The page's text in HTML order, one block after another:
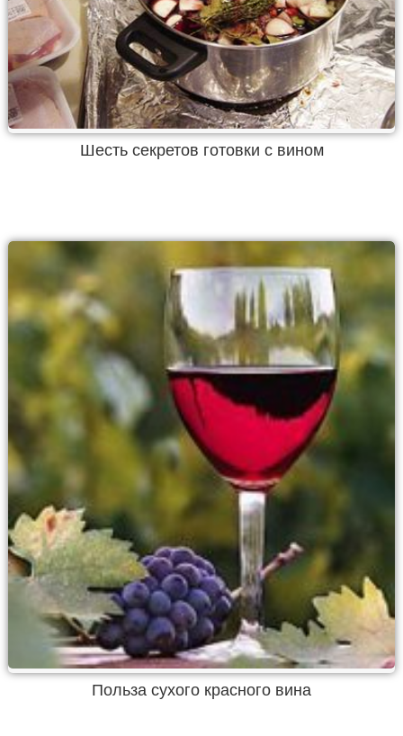
Шесть секретов готовки с вином
Польза сухого красного вина